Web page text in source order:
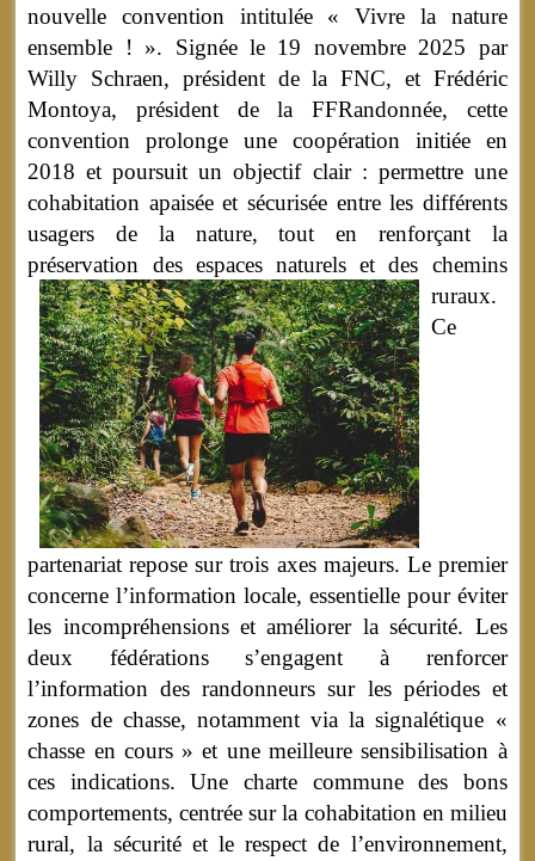
nouvelle convention intitulée « Vivre la nature
ensemble ! ». Signée le 19 novembre 2025 par
Willy Schraen, président de la FNC, et Frédéric
Montoya, président de la FFRandonnée, cette
convention prolonge une coopération initiée en
2018 et poursuit un objectif clair : permettre une
cohabitation apaisée et sécurisée entre les différents
usagers de la nature, tout en renforçant la
préservation des espaces naturels et des chemins
ruraux.
Ce
partenariat repose sur trois axes majeurs. Le premier
concerne l’information locale, essentielle pour éviter
les incompréhensions et améliorer la sécurité. Les
deux fédérations s’engagent à renforcer
l’information des randonneurs sur les périodes et
zones de chasse, notamment via la signalétique «
chasse en cours » et une meilleure sensibilisation à
ces indications. Une charte commune des bons
comportements, centrée sur la cohabitation en milieu
rural, la sécurité et le respect de l’environnement,